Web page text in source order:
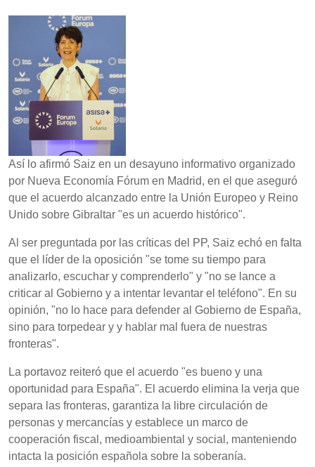
Así lo afirmó Saiz en un desayuno informativo organizado
por Nueva Economía Fórum en Madrid, en el que aseguró
que el acuerdo alcanzado entre la Unión Europeo y Reino
Unido sobre Gibraltar "es un acuerdo histórico".
Al ser preguntada por las críticas del PP, Saiz echó en falta
que el líder de la oposición "se tome su tiempo para
analizarlo, escuchar y comprenderlo" y "no se lance a
criticar al Gobierno y a intentar levantar el teléfono". En su
opinión, "no lo hace para defender al Gobierno de España,
sino para torpedear y y hablar mal fuera de nuestras
fronteras".
La portavoz reiteró que el acuerdo "es bueno y una
oportunidad para España". El acuerdo elimina la verja que
separa las fronteras, garantiza la libre circulación de
personas y mercancías y establece un marco de
cooperación fiscal, medioambiental y social, manteniendo
intacta la posición española sobre la soberanía.